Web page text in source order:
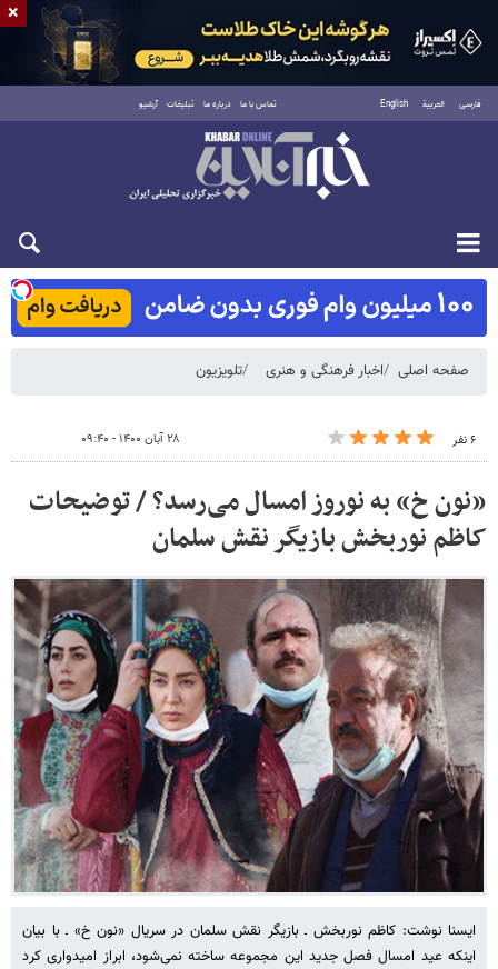
فارسی العربية English تماس با ما درباره ما تبلیغات آرشیو
شنبه ۱۷ مرداد ۱۴۰۵
صفحه اصلی اخبار فرهنگی و هنری تلویزیون
۶ نفر ۲۸ آبان ۱۴۰۰ - ۰۹:۴۰
«نون خ» به نوروز امسال می‌رسد؟ / توضیحات
کاظم نوربخش بازیگر نقش سلمان
ایسنا نوشت: کاظم نوربخش ـ بازیگر نقش سلمان در سریال «نون خ» ـ با بیان
اینکه عید امسال فصل جدید این مجموعه ساخته نمی‌شود، ابراز امیدواری کرد
×